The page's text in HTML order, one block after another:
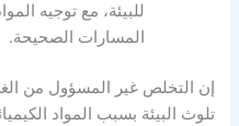
للبيئة، مع توجيه
المسارات الصحيحة.
إن التخلص غير المسؤول من
تلوث البيئة بسبب المواد